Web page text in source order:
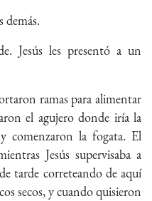
Jesús les presentó a un
ramas para alimentar
el agujero donde iría la
comenzaron la fogata. El
Jesús supervisaba a
tarde correteando de aquí
secos, y cuando quisieron